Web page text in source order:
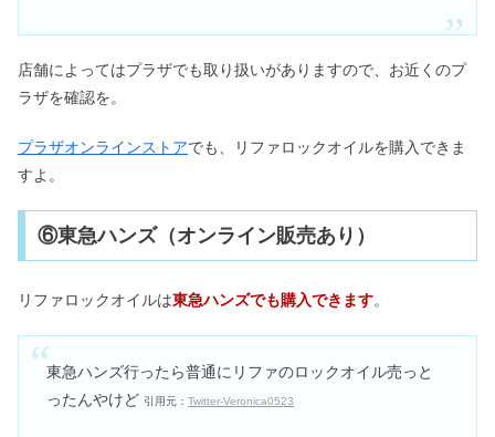
店舗によってはプラザでも取り扱いがありますので、お近くのプ
ラザを確認を。
プラザオンラインストアでも、リファロックオイルを購入できま
すよ。
⑥東急ハンズ（オンライン販売あり）
リファロックオイルは東急ハンズでも購入できます。
東急ハンズ行ったら普通にリファのロックオイル売っと
ったんやけど 引用元：Twitter-Veronica0523